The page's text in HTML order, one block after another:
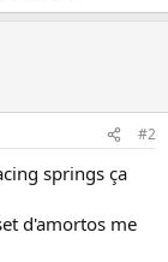
#2
springs ça
d'amortos me